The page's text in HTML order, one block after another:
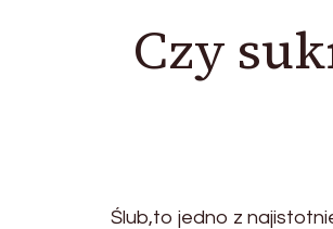
Czy
Ślub,to jedno z